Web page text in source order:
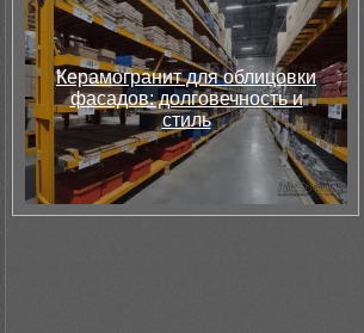
Керамогранит для облицовки
фасадов: долговечность и
стиль